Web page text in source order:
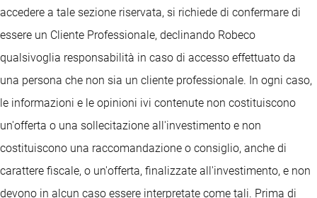
accedere a tale sezione riservata, si richiede di confermare di
essere un Cliente Professionale, declinando Robeco
qualsivoglia responsabilità in caso di accesso effettuato da
una persona che non sia un cliente professionale. In ogni caso,
le informazioni e le opinioni ivi contenute non costituiscono
un'offerta o una sollecitazione all'investimento e non
costituiscono una raccomandazione o consiglio, anche di
carattere fiscale, o un'offerta, finalizzate all'investimento, e non
devono in alcun caso essere interpretate come tali. Prima di